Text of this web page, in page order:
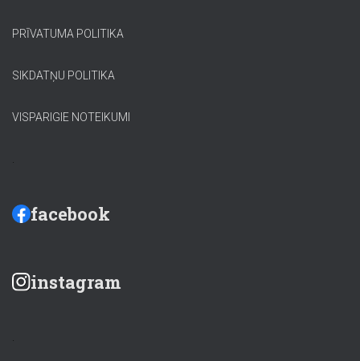
PRĪVATUMA POLITIKA
SIKDATŅU POLITIKA
VISPARIGIE NOTEIKUMI
facebook
instagram